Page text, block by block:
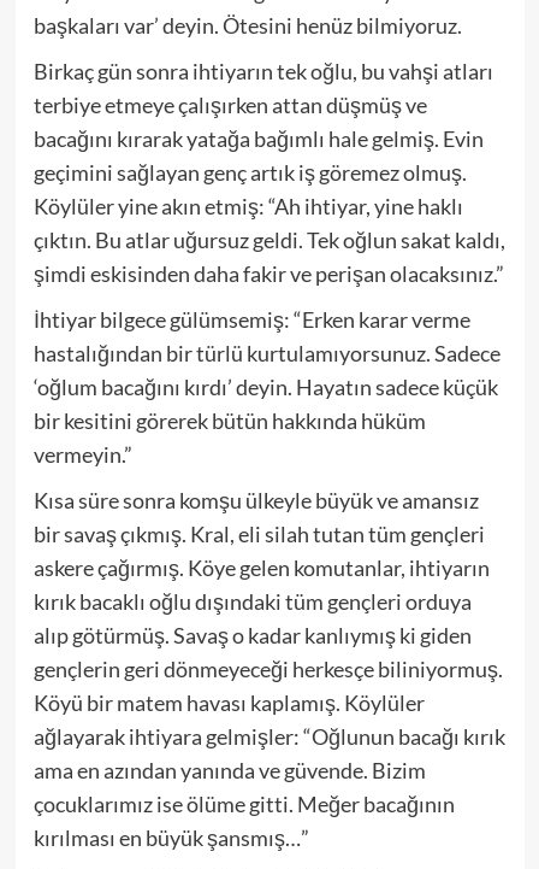
başkaları var’ deyin. Ötesini henüz bilmiyoruz.
Birkaç gün sonra ihtiyarın tek oğlu, bu vahşi atları
terbiye etmeye çalışırken attan düşmüş ve
bacağını kırarak yatağa bağımlı hale gelmiş. Evin
geçimini sağlayan genç artık iş göremez olmuş.
Köylüler yine akın etmiş: “Ah ihtiyar, yine haklı
çıktın. Bu atlar uğursuz geldi. Tek oğlun sakat kaldı,
şimdi eskisinden daha fakir ve perişan olacaksınız.”
İhtiyar bilgece gülümsemiş: “Erken karar verme
hastalığından bir türlü kurtulamıyorsunuz. Sadece
‘oğlum bacağını kırdı’ deyin. Hayatın sadece küçük
bir kesitini görerek bütün hakkında hüküm
vermeyin.”
Kısa süre sonra komşu ülkeyle büyük ve amansız
bir savaş çıkmış. Kral, eli silah tutan tüm gençleri
askere çağırmış. Köye gelen komutanlar, ihtiyarın
kırık bacaklı oğlu dışındaki tüm gençleri orduya
alıp götürmüş. Savaş o kadar kanlıymış ki giden
gençlerin geri dönmeyeceği herkesçe biliniyormuş.
Köyü bir matem havası kaplamış. Köylüler
ağlayarak ihtiyara gelmişler: “Oğlunun bacağı kırık
ama en azından yanında ve güvende. Bizim
çocuklarımız ise ölüme gitti. Meğer bacağının
kırılması en büyük şansmış…”